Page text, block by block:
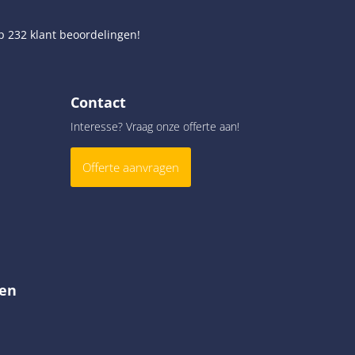
232 klant beoordelingen!
Contact
Interesse? Vraag onze offerte aan!
Offerte aanvragen